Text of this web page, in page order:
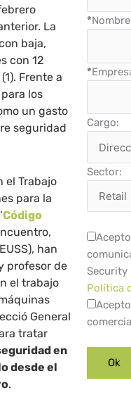
La
baja,
con 12
Frente a
los
un gasto
seguridad
el Trabajo
para la
‘Código
han
profesor de
el trabajo
General
tratar
en
desde el
.
*
*
Cargo:
Sector:
Security
Política